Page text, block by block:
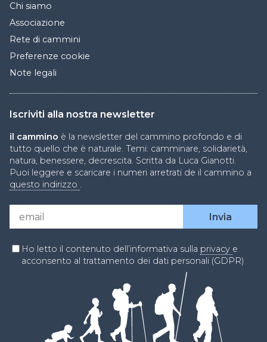
Chi siamo
Associazione
Rete di cammini
Preferenze cookie
Note legali
Iscriviti alla nostra newsletter
il cammino è la newsletter del cammino profondo e di
tutto quello che è naturale. Temi: camminare, solidarietà,
natura, benessere, decrescita. Scritta da Luca Gianotti.
Puoi leggere e scaricare i numeri arretrati de il cammino a
questo indirizzo .
Ho letto il contenuto dell’informativa sulla privacy e
acconsento al trattamento dei dati personali (GDPR)